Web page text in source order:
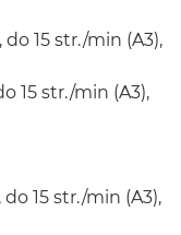
15 str./min (A3),
15 str./min (A3),
15 str./min (A3),